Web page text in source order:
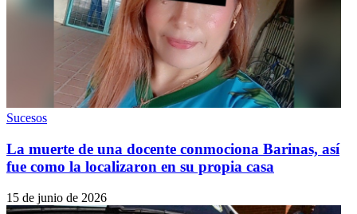
Sucesos
La muerte de una docente conmociona Barinas, así
fue como la localizaron en su propia casa
15 de junio de 2026